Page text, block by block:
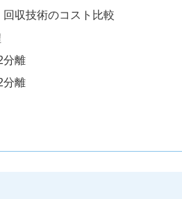
回収技術のコスト比較
分離
分離